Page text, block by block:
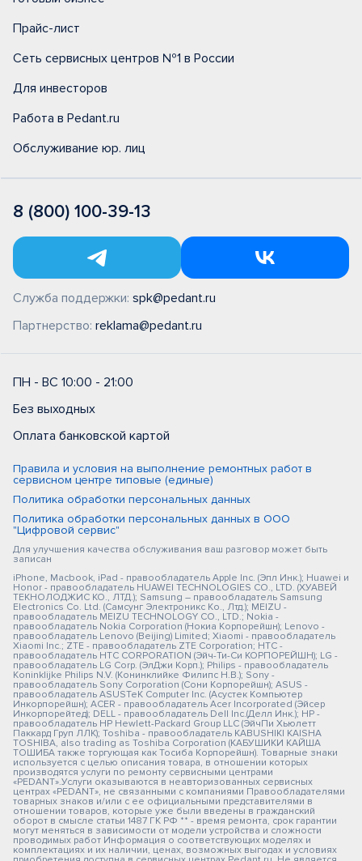
Прайс-лист
Сеть сервисных центров №1 в России
Для инвесторов
Работа в Pedant.ru
Обслуживание юр. лиц
8 (800) 100-39-13
Служба поддержки: spk@pedant.ru
Партнерство: reklama@pedant.ru
ПН - ВС 10:00 - 21:00
Без выходных
Оплата банковской картой
Правила и условия на выполнение ремонтных работ в
сервисном центре типовые (единые)
Политика обработки персональных данных
Политика обработки персональных данных в ООО
"Цифровой сервис"
Для улучшения качества обслуживания ваш разговор может быть
записан
iPhone, Macbook, iPad - правообладатель Apple Inc. (Эпл Инк.); Huawei и
Honor - правообладатель HUAWEI TECHNOLOGIES CO., LTD. (ХУАВЕЙ
ТЕКНОЛОДЖИС КО., ЛТД.); Samsung – правообладатель Samsung
Electronics Co. Ltd. (Самсунг Электроникс Ко., Лтд.); MEIZU -
правообладатель MEIZU TECHNOLOGY CO., LTD.; Nokia -
правообладатель Nokia Corporation (Нокиа Корпорейшн); Lenovo -
правообладатель Lenovo (Beijing) Limited; Xiaomi - правообладатель
Xiaomi Inc.; ZTE - правообладатель ZTE Corporation; HTC -
правообладатель HTC CORPORATION (Эйч-Ти-Си КОРПОРЕЙШН); LG -
правообладатель LG Corp. (ЭлДжи Корп.); Philips - правообладатель
Koninklijke Philips N.V. (Конинклийке Филипс Н.В.); Sony -
правообладатель Sony Corporation (Сони Корпорейшн); ASUS -
правообладатель ASUSTeK Computer Inc. (Асустек Компьютер
Инкорпорейшн); ACER - правообладатель Acer Incorporated (Эйсер
Инкорпорейтед); DELL - правообладатель Dell Inc.(Делл Инк.); HP -
правообладатель HP Hewlett-Packard Group LLC (ЭйчПи Хьюлетт
Паккард Груп ЛЛК); Toshiba - правообладатель KABUSHIKI KAISHA
TOSHIBA, also trading as Toshiba Corporation (КАБУШИКИ КАЙША
ТОШИБА также торгующая как Тосиба Корпорейшн). Товарные знаки
используется с целью описания товара, в отношении которых
производятся услуги по ремонту сервисными центрами
«PEDANT».Услуги оказываются в неавторизованных сервисных
центрах «PEDANT», не связанными с компаниями Правообладателями
товарных знаков и/или с ее официальными представителями в
отношении товаров, которые уже были введены в гражданский
оборот в смысле статьи 1487 ГК РФ ** - время ремонта, срок гарантии
могут меняться в зависимости от модели устройства и сложности
проводимых работ Информация о соответствующих моделях и
комплектациях и их наличии, ценах, возможных выгодах и условиях